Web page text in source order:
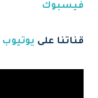
فيسبوك
قناتنا على يوتيوب